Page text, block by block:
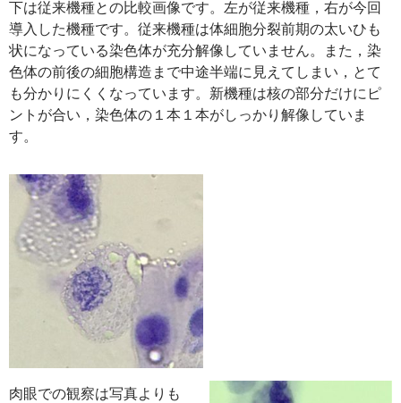
下は従来機種との比較画像です。左が従来機種，右が今回
導入した機種です。従来機種は体細胞分裂前期の太いひも
状になっている染色体が充分解像していません。また，染
色体の前後の細胞構造まで中途半端に見えてしまい，とて
も分かりにくくなっています。新機種は核の部分だけにピ
ントが合い，染色体の１本１本がしっかり解像していま
す。
肉眼での観察は写真よりも